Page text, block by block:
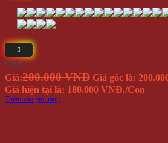
Giá
Giá:200.000 VNĐ Giá gốc là:
Giá hiện tại là: 180.000 VNĐ./Con
Thêm vào giỏ hàng